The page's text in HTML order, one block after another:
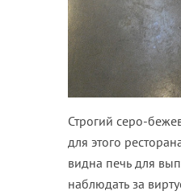
Строгий серо-
для этого
видна печь для
наблюдать за